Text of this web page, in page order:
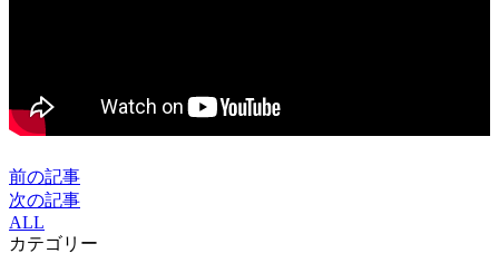
前の記事
次の記事
ALL
カテゴリー